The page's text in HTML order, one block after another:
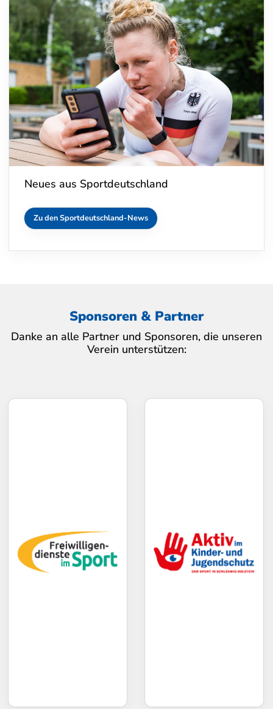
Neues aus Sportdeutschland
Zu den Sportdeutschland-News
Sponsoren & Partner
Danke an alle Partner und Sponsoren, die unseren
Verein unterstützen: